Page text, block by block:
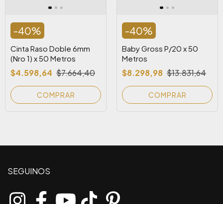
-40%
Cinta Raso Doble 6mm
(Nro 1) x 50 Metros
$4.598,64 $7.664,40
COMPRAR
-40%
Baby Gross P/20 x 50
Metros
$8.298,98 $13.831,64
COMPRAR
SEGUINOS